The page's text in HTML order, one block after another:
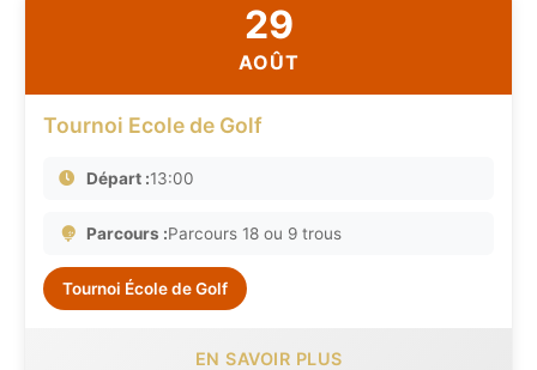
29
AOÛT
Tournoi Ecole de Golf
Départ :13:00
Parcours :Parcours 18 ou 9 trous
Tournoi École de Golf
EN SAVOIR PLUS